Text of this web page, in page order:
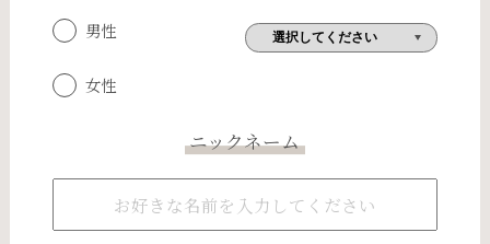
男性
女性
ニックネーム